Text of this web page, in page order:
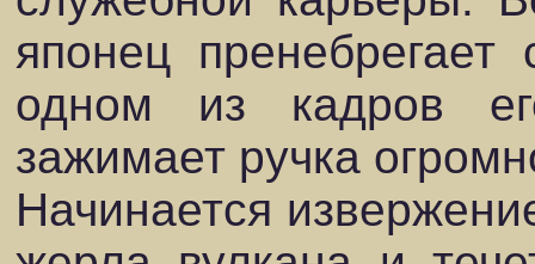
японец
одном из кадров
зажимает ручка
Начинается